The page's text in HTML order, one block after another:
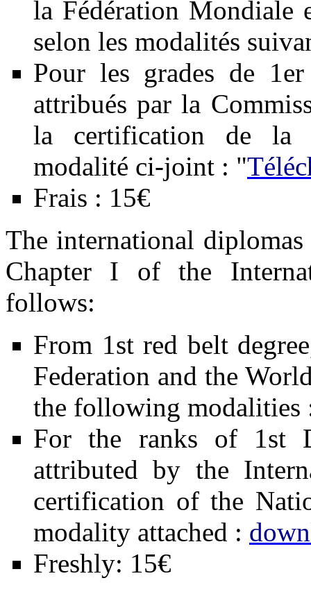
la Fédération Mondiale
selon les modalités
Pour les grades de
attribués par la
la certification de la
modalité ci-joint : "
Frais : 15€
The international
Chapter I of the
follows:
From 1st red belt
Federation and the
the following
For the ranks of 1st
attributed by the
certification of the
modality attached :
Freshly: 15€